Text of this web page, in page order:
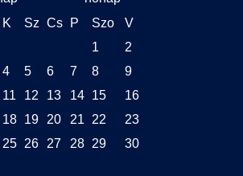
K Sz Cs P Szo
V
1
2
4 5 6 7 8
9
11 12 13 14 15
16
18 19 20 21 22
23
25 26 27 28 29
30